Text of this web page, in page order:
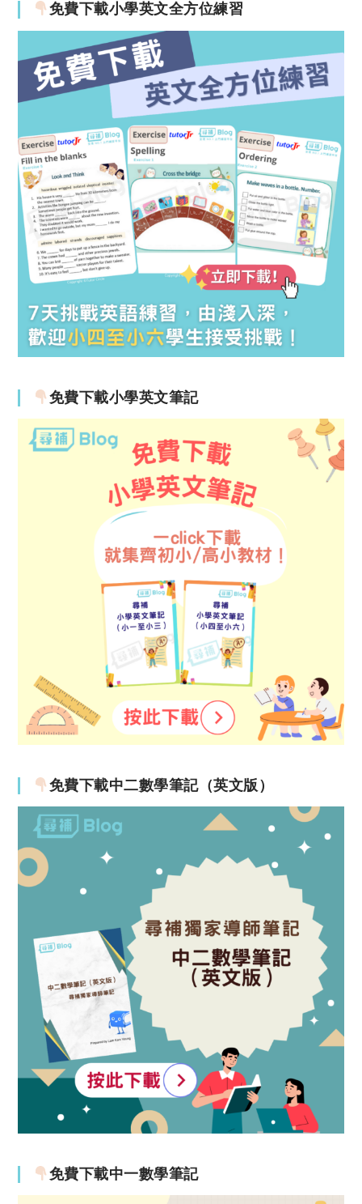
免費下載小學英文全方位練習
免費下載小學英文筆記
免費下載中二數學筆記（英文版）
免費下載中一數學筆記